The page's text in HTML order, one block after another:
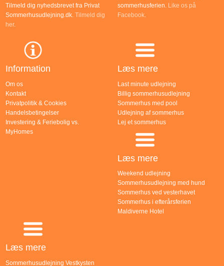
Tilmeld dig nyhedsbrevet fra Privat
Sommerhusudlejning.dk.Tilmeld dig
her.
sommerhusferien. Like os på
Facebook.
Information
Om os
Kontakt
Privatpolitik & Cookies
Handelsbetingelser
Investering & Feriebolig vs.
MyHomes
Læs mere
Last minute udlejning
Billig sommerhusudlejning
Sommerhus med pool
Udlejning af sommerhus
Lej et sommerhus
Læs mere
Weekend udlejning
Sommerhusudlejning med hund
Sommerhus ved vesterhavet
Sommerhus i efterårsferien
Maldiverne Hotel
Læs mere
Sommerhusudlejning Vestkysten